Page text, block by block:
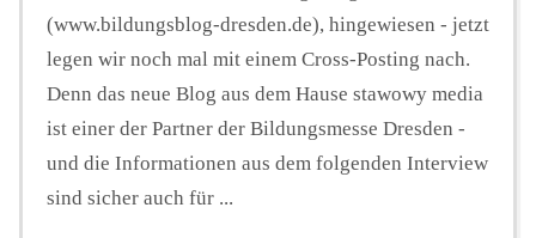
(www.bildungsblog-dresden.de), hingewiesen - jetzt
legen wir noch mal mit einem Cross-Posting nach.
Denn das neue Blog aus dem Hause stawowy media
ist einer der Partner der Bildungsmesse Dresden -
und die Informationen aus dem folgenden Interview
sind sicher auch für ...